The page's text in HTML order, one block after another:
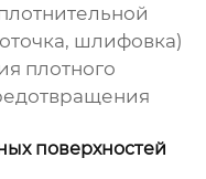
шлифовка)
плотного
поверхностей